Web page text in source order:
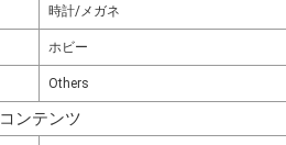
時計/メガネ
ホビー
Others
コンテンツ